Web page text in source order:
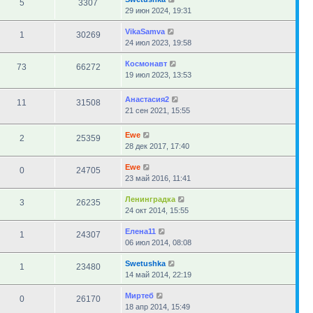
5 3307
29 июн 2024, 19:31
1 30269
VikaSamva
24 июл 2023, 19:58
73 66272
Космонавт
19 июл 2023, 13:53
11 31508
Анастасия2
21 сен 2021, 15:55
2 25359
Ewe
28 дек 2017, 17:40
0 24705
Ewe
23 май 2016, 11:41
3 26235
Ленинградка
24 окт 2014, 15:55
1 24307
Елена11
06 июл 2014, 08:08
1 23480
Swetushka
14 май 2014, 22:19
0 26170
Миртеб
18 апр 2014, 15:49